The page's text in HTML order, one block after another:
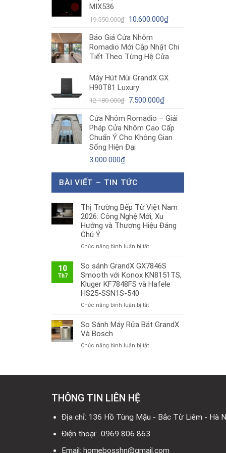
5.200.000₫.
MIX536
19.550.000₫ Giá
là:
19.550.000₫.
10.600.000₫Giá
là:
10.600.000₫.
Báo Giá Cửa Nhôm
Romadio Mới Cập Nhật Chi
Tiết Theo Từng Hệ Cửa
Máy Hút Mùi GrandX GX
H90T81 Luxury
12.180.000₫ Giá
là:
12.180.000₫.
7.500.000₫Giá
tại
là:
7.500.000₫.
Cửa Nhôm Romadio – Giải
Pháp Cửa Nhôm Cao Cấp
Chuẩn Ý Cho Không Gian
Sống Hiện Đại
3.000.000₫
BÀI VIẾT – TIN TỨC
Thị Trường Bếp Từ Việt Nam
2026: Công Nghệ Mới, Xu
Hướng và Thương Hiệu Đáng
Chú Ý
Chức năng bình luận bị tắtở
Trường
Bếp
Từ
2026:
Nghệ
Hướng
Hiệu
10
Th7
So sánh GrandX GX7846S
Smooth với Konox KN8151TS,
Kluger KF7848FS và Hafele
HS25-SSN1S-540
Chức năng bình luận bị tắtở
sánh
Smooth
HS25-
540
So Sánh Máy Rửa Bát GrandX
Và Bosch
Chức năng bình luận bị tắtở
Bosch
THÔNG TIN LIÊN HỆ
Địa chỉ: 136 Hồ Tùng Mậu - Bắc Từ Liêm - Hà
Điện thoại: 0969 806 863
Email: homebosshn@gmail.com